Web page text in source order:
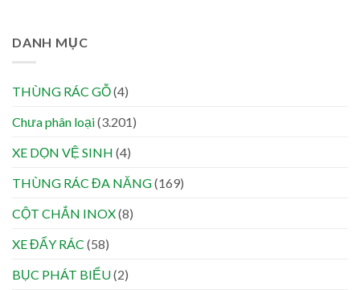
DANH MỤC
THÙNG RÁC GỖ(4)
Chưa phân loại(3.201)
XE DỌN VỆ SINH (4)
THÙNG RÁC ĐA NĂNG(169)
CỘT CHẮN INOX(8)
XE ĐẨY RÁC (58)
BỤC PHÁT BIỂU(2)